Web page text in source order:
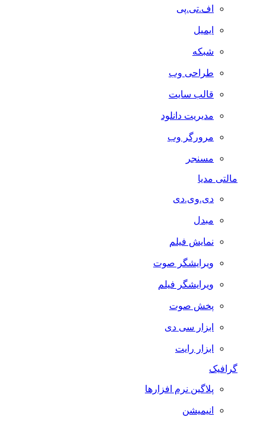
اف.تی.پی
ایمیل
شبکه
طراحی وب
قالب سایت
مدیریت دانلود
مرورگر وب
مسنجر
مالتی مدیا
دی.وی.دی
مبدل
نمایش فیلم
ویرایشگر صوت
ویرایشگر فیلم
پخش صوت
ابزار سی دی
ابزار رایت
گرافیک
پلاگین نرم افزارها
انیمیشن